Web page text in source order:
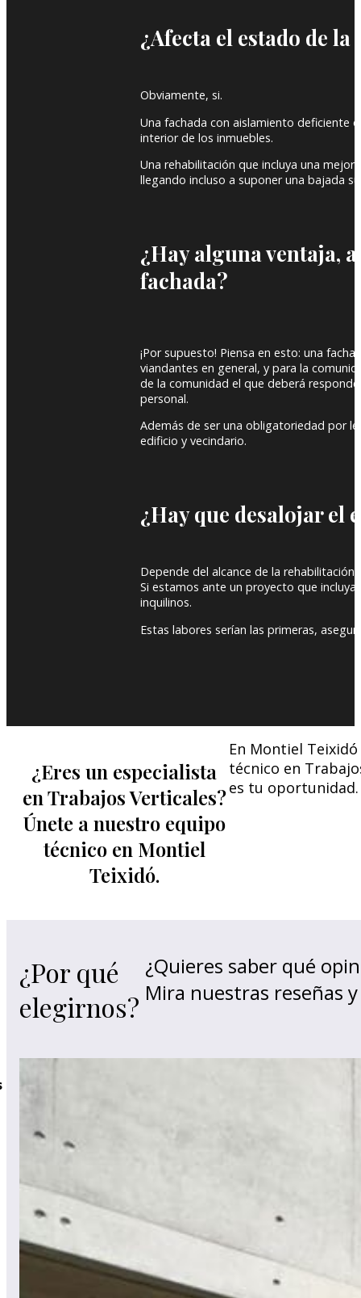
¿Afecta el estado de
Obviamente, si.
Una fachada con aislamiento deficiente
interior de los inmuebles.
Una rehabilitación que incluya una
llegando incluso a suponer una bajada
¿Hay alguna ventaja,
fachada?
¡Por supuesto! Piensa en esto: una
viandantes en general, y para la
de la comunidad el que deberá
personal.
Además de ser una obligatoriedad por
edificio y vecindario.
¿Hay que desalojar
Depende del alcance de la
Si estamos ante un proyecto que
inquilinos.
Estas labores serían las primeras,
¿Eres un especialista
en Trabajos Verticales?
Únete a nuestro equipo
técnico en Montiel
Teixidó.
En Montiel
técnico en
es tu oportunidad.
¿Por qué
elegirnos?
¿Quieres saber qué
Mira nuestras reseñas